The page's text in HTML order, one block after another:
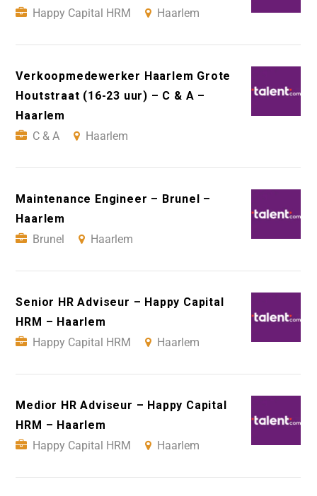
Happy Capital HRM
Haarlem
Verkoopmedewerker Haarlem Grote
Houtstraat (16-23 uur) – C & A –
Haarlem
C & A
Haarlem
Maintenance Engineer – Brunel –
Haarlem
Brunel
Haarlem
Senior HR Adviseur – Happy Capital
HRM – Haarlem
Happy Capital HRM
Haarlem
Medior HR Adviseur – Happy Capital
HRM – Haarlem
Happy Capital HRM
Haarlem